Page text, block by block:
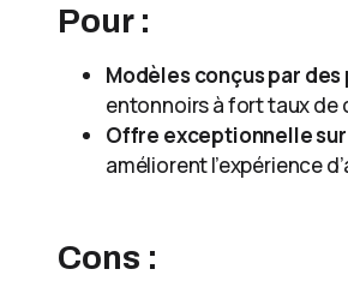
Pour :
Modèles conçus par
entonnoirs à fort taux de
Offre exceptionnelle sur
améliorent l’expérience
Cons :